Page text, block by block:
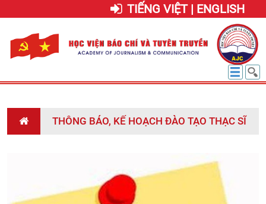
TIẾNG VIỆT | ENGLISH
THÔNG BÁO, KẾ HOẠCH ĐÀO TẠO THẠC SĨ